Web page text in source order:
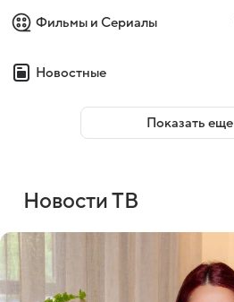
Фильмы и Сериалы
Новостные
Показать еще
Новости ТВ